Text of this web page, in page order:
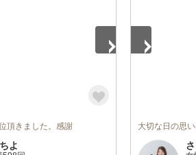
頂きました。感謝
よ
大切な日の思